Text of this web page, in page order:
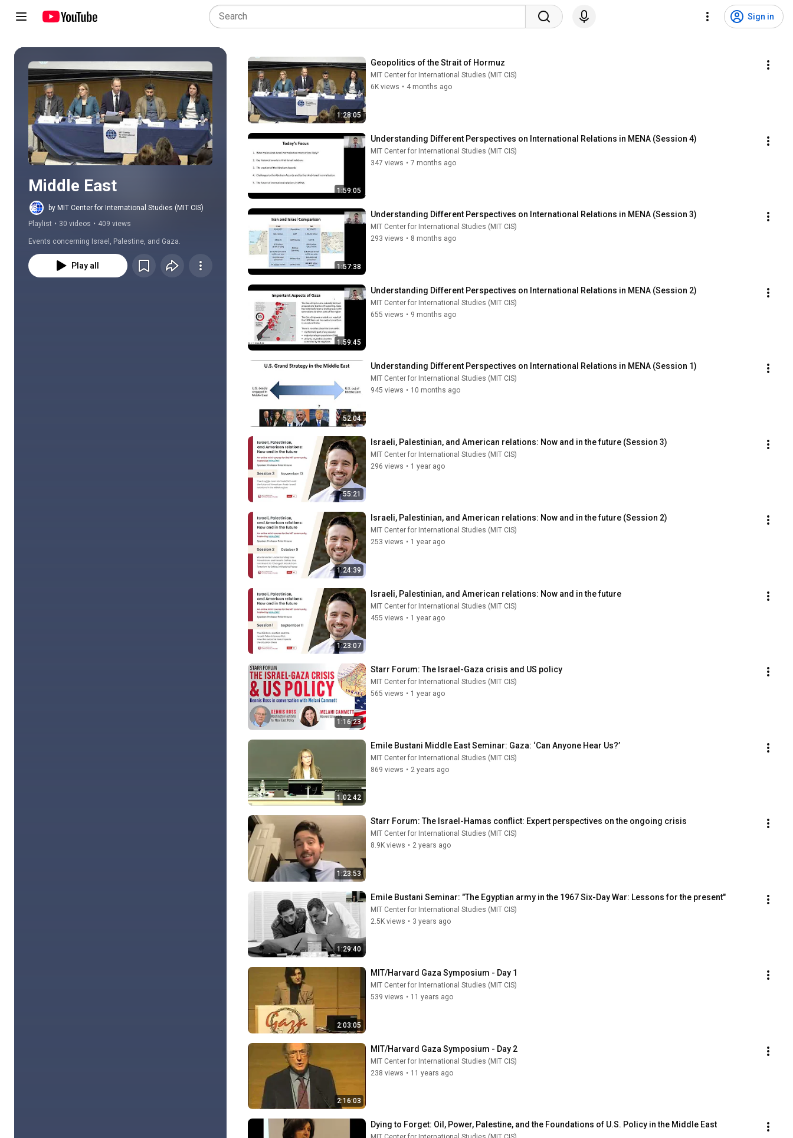
Sign in
Play all
Middle East
by MIT Center for International Studies (MIT CIS)
Playlist • 30 videos • 409 views
Events concerning Israel, Palestine, and Gaza.
Play all
1:28:05
Geopolitics of the Strait of Hormuz
MIT Center for International Studies (MIT CIS)
6K views • 4 months ago
1:59:05
Understanding Different Perspectives on International Relations in MENA (Session 4)
MIT Center for International Studies (MIT CIS)
347 views • 7 months ago
1:57:38
Understanding Different Perspectives on International Relations in MENA (Session 3)
MIT Center for International Studies (MIT CIS)
293 views • 8 months ago
1:59:45
Understanding Different Perspectives on International Relations in MENA (Session 2)
MIT Center for International Studies (MIT CIS)
655 views • 9 months ago
52:04
Understanding Different Perspectives on International Relations in MENA (Session 1)
MIT Center for International Studies (MIT CIS)
945 views • 10 months ago
55:21
Israeli, Palestinian, and American relations: Now and in the future (Session 3)
MIT Center for International Studies (MIT CIS)
296 views • 1 year ago
1:24:39
Israeli, Palestinian, and American relations: Now and in the future (Session 2)
MIT Center for International Studies (MIT CIS)
253 views • 1 year ago
1:23:07
Israeli, Palestinian, and American relations: Now and in the future
MIT Center for International Studies (MIT CIS)
455 views • 1 year ago
1:16:23
Starr Forum: The Israel-Gaza crisis and US policy
MIT Center for International Studies (MIT CIS)
565 views • 1 year ago
1:02:42
Emile Bustani Middle East Seminar: Gaza: ‘Can Anyone Hear Us?’
MIT Center for International Studies (MIT CIS)
869 views • 2 years ago
1:23:53
Starr Forum: The Israel-Hamas conflict: Expert perspectives on the ongoing crisis
MIT Center for International Studies (MIT CIS)
8.9K views • 2 years ago
1:29:40
Emile Bustani Seminar: "The Egyptian army in the 1967 Six-Day War: Lessons for the present"
MIT Center for International Studies (MIT CIS)
2.5K views • 3 years ago
2:03:05
MIT/Harvard Gaza Symposium - Day 1
MIT Center for International Studies (MIT CIS)
539 views • 11 years ago
2:16:03
MIT/Harvard Gaza Symposium - Day 2
MIT Center for International Studies (MIT CIS)
238 views • 11 years ago
Dying to Forget: Oil, Power, Palestine, and the Foundations of U.S. Policy in the Middle East